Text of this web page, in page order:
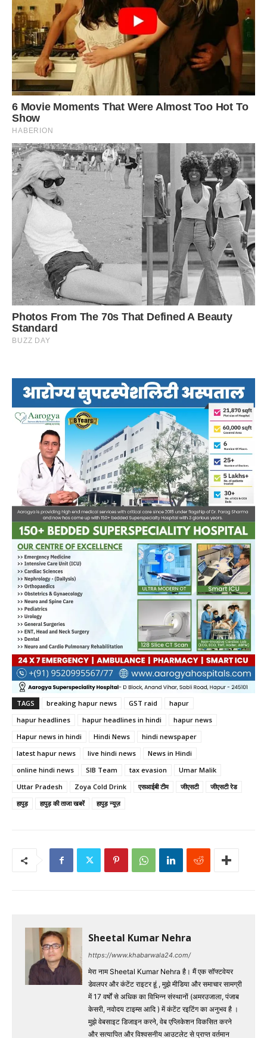
TAGS breaking hapur news GST raid
hapur
hapur headlines
hapur headlines in hindi
hapur news
Hapur news in hindi
Hindi News
hindi newspaper
latest hapur news
live hindi news
News in Hindi
online hindi news
SIB Team tax evasion
Umar Malik
Uttar Pradesh
Zoya Cold Drink एसआईबी टीम जीएसटी
जीएसटी रेड
हापुड़
हापुड़ की ताजा खबरें हापुड़ न्यूज़
Sheetal Kumar Nehra
https://www.khabarwala24.com/
मेरा नाम Sheetal Kumar Nehra है। मैं एक सॉफ्टवेयर
डेवलपर और कंटेंट राइटर हूं , मुझे मीडिया और समाचार सामग्री
में 17 वर्षों से अधिक का विभिन्न संस्थानों (अमरउजाला, पंजाब
केसरी, नवोदय टाइम्स आदि ) में कंटेंट रइटिंग का अनुभव है ।
मुझे वेबसाइट डिजाइन करने, वेब एप्लिकेशन विकसित करने
और सत्यापित और विश्वसनीय आउटलेट से प्राप्त वर्तमान